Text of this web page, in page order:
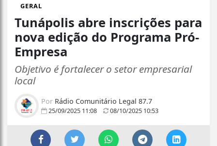
GERAL
Tunápolis abre inscrições para
nova edição do Programa Pró-
Empresa
Objetivo é fortalecer o setor empresarial
local
Por Rádio Comunitário Legal 87.7
25/09/2025 11:08 08/10/2025 10:53